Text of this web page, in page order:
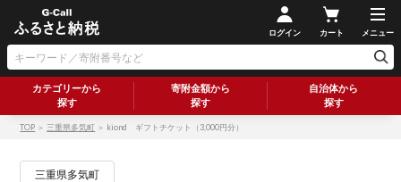
ログイン カート メニュー
カテゴリーから
探す
寄附金額から
探す
自治体から
探す
TOP ＞ 三重県多気町 ＞ kiond ギフトチケット（3,000円分）
三重県多気町